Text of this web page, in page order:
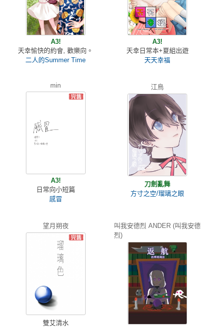
A3!
天幸愉快的約會, 歡樂向。
二人的Summer Time
A3!
天幸日常本+夏組出遊
天天幸福
min
A3!
日常向小短篇
感冒
江鳥
刀劍亂舞
方寸之空/瑠璃之眼
望月朔夜
雙艾清水
叫我安德烈 ANDER (叫我安德
烈)